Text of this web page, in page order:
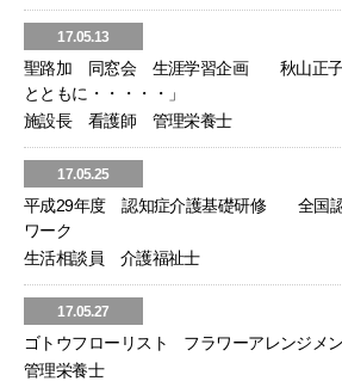
17.05.13
聖路加 同窓会 生涯学習企画 秋山正子
とともに・・・・・」
施設長 看護師 管理栄養士
17.05.25
平成29年度 認知症介護基礎研修 全国認
ワーク
生活相談員 介護福祉士
17.05.27
ゴトウフローリスト フラワーアレンジメ
管理栄養士